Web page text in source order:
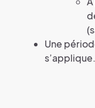
Une
s’applique.